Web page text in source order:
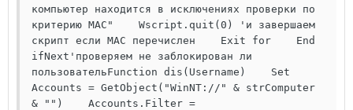
компьютер находится в исключениях проверки по
критерию MAC"    Wscript.quit(0) 'и завершаем
скрипт если MAC перечислен    Exit for    End
ifNext'проверяем не заблокирован ли
пользовательFunction dis(Username)    Set
Accounts = GetObject("WinNT://" & strComputer
& "")    Accounts.Filter =